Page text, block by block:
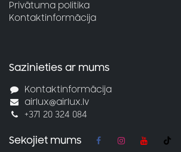
Privātuma politika
Kontaktinformācija
Sazinieties ar mums
Kontaktinformācija
airlux@airlux.lv
+371 20 324 084
Sekojiet mums